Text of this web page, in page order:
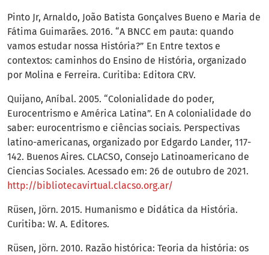
Pinto Jr, Arnaldo, João Batista Gonçalves Bueno e Maria de
Fátima Guimarães. 2016. “A BNCC em pauta: quando
vamos estudar nossa História?” En Entre textos e
contextos: caminhos do Ensino de História, organizado
por Molina e Ferreira. Curitiba: Editora CRV.
Quijano, Aníbal. 2005. “Colonialidade do poder,
Eurocentrismo e América Latina”. En A colonialidade do
saber: eurocentrismo e ciências sociais. Perspectivas
latino-americanas, organizado por Edgardo Lander, 117-
142. Buenos Aires. CLACSO, Consejo Latinoamericano de
Ciencias Sociales. Acessado em: 26 de outubro de 2021.
http://bibliotecavirtual.clacso.org.ar/
Rüsen, Jörn. 2015. Humanismo e Didática da História.
Curitiba: W. A. Editores.
Rüsen, Jörn. 2010. Razão histórica: Teoria da história: os